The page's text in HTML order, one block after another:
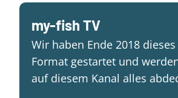
my-fish TV
Wir haben Ende 2018
Format gestartet und
auf diesem Kanal alles